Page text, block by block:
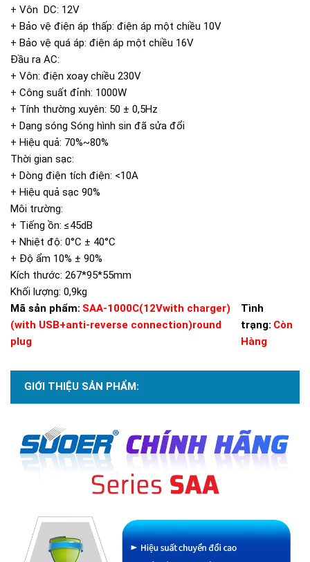
+ Vôn DC: 12V
+ Bảo vệ điện áp thấp: điện áp một chiều 10V
+ Bảo vệ quá áp: điện áp một chiều 16V
Đầu ra AC:
+ Vôn: điện xoay chiều 230V
+ Công suất đỉnh: 1000W
+ Tính thường xuyên: 50 ± 0,5Hz
+ Dạng sóng Sóng hình sin đã sửa đổi
+ Hiệu quả: 70%~80%
Thời gian sạc:
+ Dòng điện tích điện: <10A
+ Hiệu quả sạc 90%
Môi trường:
+ Tiếng ồn: ≤45dB
+ Nhiệt độ: 0°C ± 40°C
+ Độ ẩm 10% ± 90%
Kích thước: 267*95*55mm
Khối lượng: 0,9kg
Mã sản phẩm: SAA-1000C(12Vwith charger)
(with USB+anti-reverse connection)round
plug
Tình
trạng: Còn
Hàng
GIỚI THIỆU SẢN PHẨM: